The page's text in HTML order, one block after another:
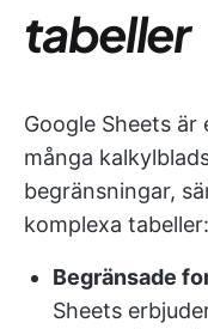
tabeller
Google Sheets
många
begränsningar,
komplexa tabeller:
Begränsade
Sheets